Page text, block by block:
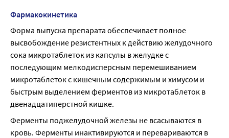
Фармакокинетика
Форма выпуска препарата обеспечивает полное
высвобождение резистентных к действию желудочного
сока микротаблеток из капсулы в желудке с
последующим мелкодисперсным перемешиванием
микротаблеток с кишечным содержимым и химусом и
быстрым выделением ферментов из микротаблеток в
двенадцатиперстной кишке.
Ферменты поджелудочной железы не всасываются в
кровь. Ферменты инактивируются и перевариваются в